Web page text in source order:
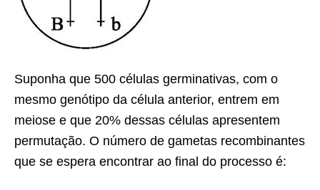
Suponha que 500 células germinativas, com o
mesmo genótipo da célula anterior, entrem em
meiose e que 20% dessas células apresen­tem
permutação. O número de gametas re­combinantes
que se espera encontrar ao final do processo é: